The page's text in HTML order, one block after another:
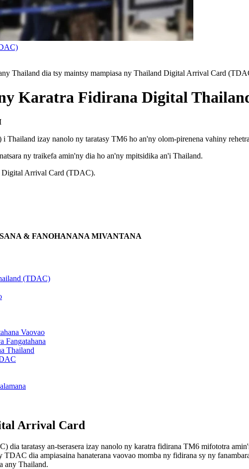
Thailand dia tsy maintsy mampiasa ny Thailand Digital Arrival Card
Karatra Fidirana Digital
izay nanolo ny taratasy TM6 ho an'ny olom-pirenena vahiny
ny traikefa amin'ny dia ho an'ny mpitsidika an'i Thailand.
Digital Arrival Card (TDAC).
& FANOHANANA MIVANTANA
(TDAC)
Vaovao
Fangatahana
Thailand
Arrival Card
taratasy an-tserasera izay nanolo ny karatra fidirana TM6 mifototra
dia ampiasaina hanaterana vaovao momba ny fidirana sy ny
any Thailand.